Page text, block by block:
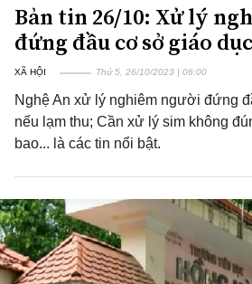
Bản tin 26/10: Xử lý
đứng đầu cơ sở giáo
XÃ HỘI Thứ 5, 26/10/2023 | 06:00
Nghệ An xử lý nghiêm người đứng
nếu lạm thu; Cần xử lý sim không
bao... là các tin nổi bật.